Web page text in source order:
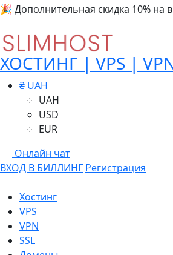
🎉 Дополнительная скидка 10% на
ХОСТИНГ | VPS |
₴ UAH
UAH
USD
EUR
Онлайн чат
ВХОД В БИЛЛИНГ Регистрация
Хостинг
VPS
VPN
SSL